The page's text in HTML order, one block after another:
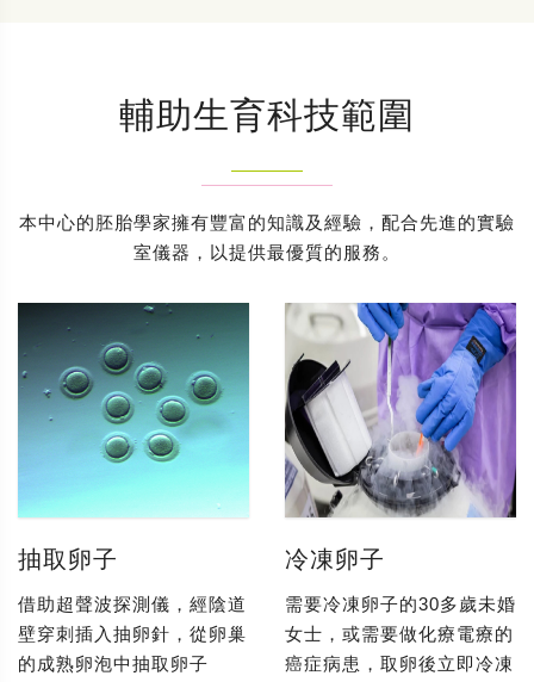
輔助生育科技範圍
本中心的胚胎學家擁有豐富的知識及經驗，配合先進的實驗
室儀器，以提供最優質的服務。
抽取卵子
借助超聲波探測儀，經陰道
壁穿刺插入抽卵針，從卵巢
的成熟卵泡中抽取卵子
冷凍卵子
需要冷凍卵子的30多歲未婚
女士，或需要做化療電療的
癌症病患，取卵後立即冷凍